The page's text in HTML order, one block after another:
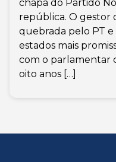
chapa do Partido
república. O gestor
quebrada pelo PT
estados mais
com o parlamentar
oito anos […]